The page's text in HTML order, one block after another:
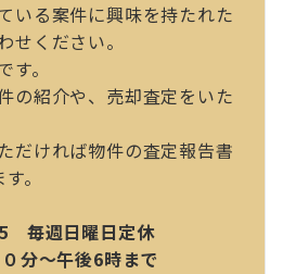
いる案件に興味を持たれた
せください。
。
の紹介や、売却査定をいた
だければ物件の査定報告書
。
毎週日曜日定休
分～午後6時まで